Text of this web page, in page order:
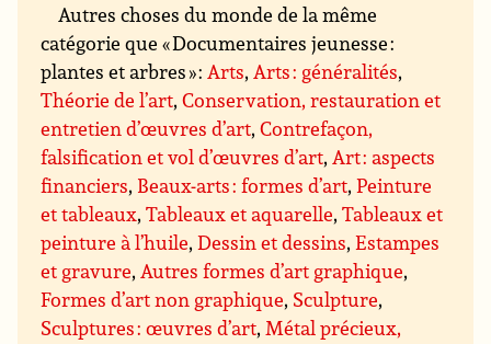
Autres choses du monde de la même
catégorie que « Documentaires jeunesse :
plantes et arbres » :Arts,Arts : généralités,
Théorie de l’art,Conservation, restauration et
entretien d’œuvres d’art,Contrefaçon,
falsification et vol d’œuvres d’art,Art : aspects
financiers, Beaux-arts : formes d’art,Peinture
et tableaux,Tableaux et aquarelle,Tableaux et
peinture à l’huile,Dessin et dessins,Estampes
et gravure,Autres formes d’art graphique,
Formes d’art non graphique, Sculpture,
Sculptures : œuvres d’art,Métal précieux,